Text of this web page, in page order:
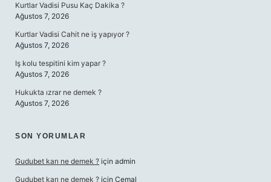
Kurtlar Vadisi Pusu Kaç Dakika ?
Ağustos 7, 2026
Kurtlar Vadisi Cahit ne iş yapıyor ?
Ağustos 7, 2026
Iş kolu tespitini kim yapar ?
Ağustos 7, 2026
Hukukta ızrar ne demek ?
Ağustos 7, 2026
SON YORUMLAR
Gudubet karı ne demek ? için admin
Gudubet karı ne demek ? için Cemal